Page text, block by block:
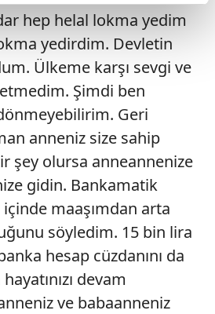
karşılamak noktasında tek gelir
hatırlatmak isteriz.
bu çerezlere izin vermedikleri
reklamlar
sunabilmek için İnternet
üçüncü kişilere ait çerezler
vasıtasıyla çeşitli kişisel
gerekli olan çerezler bilgi
amacıyla
çerezler, sitemizin daha işlevsel
ve sizlere yönelik
yapılması, amaçlarıyla
dahilinde kullanılacaktır.
hep helal lokma yedim
yedirdim. Devletin
Ülkeme karşı sevgi ve
Şimdi ben
Geri
anneniz size sahip
şey olursa anneannenize
gidin. Bankamatik
içinde maaşımdan arta
söyledim. 15 bin lira
hesap cüzdanını da
devam
ve babaanneniz